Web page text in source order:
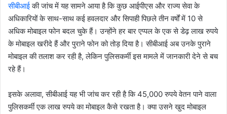
सीबीआईकी जांच में यह सामने आया है कि कुछ आईपीएस और राज्य सेवा के
अधिकारियों के साथ-साथ कई हवलदार और सिपाही पिछले तीन वर्षों में 10 से
अधिक मोबाइल फोन बदल चुके हैं। उन्होंने हर बार एप्पल के एक से डेढ़ लाख रुपये
के मोबाइल खरीदे हैं और पुराने फोन को तोड़ दिया है। सीबीआई अब उनके पुराने
मोबाइल की तलाश कर रही है, लेकिन पुलिसकर्मी इस मामले में जानकारी देने से बच
रहे हैं।
इसके अलावा, सीबीआई यह भी जांच कर रही है कि 45,000 रुपये वेतन पाने वाला
पुलिसकर्मी एक लाख रुपये का मोबाइल कैसे रखता है। क्या उसने खुद मोबाइल